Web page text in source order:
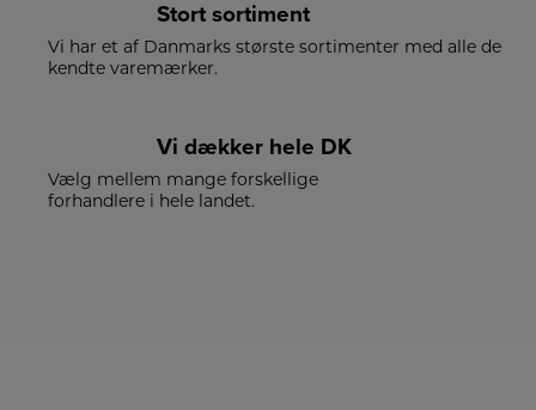
Stort sortiment
Vi har et af Danmarks største sortimenter med alle de
kendte varemærker.
Vi dækker hele DK
Vælg mellem mange forskellige
forhandlere i hele landet.